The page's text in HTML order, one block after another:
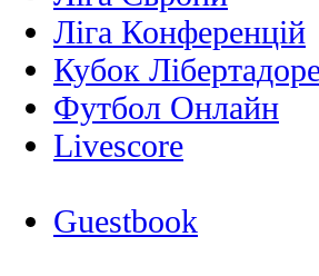
Ліга Конференцій
Кубок
Футбол Онлайн
Livescore
Guestbook